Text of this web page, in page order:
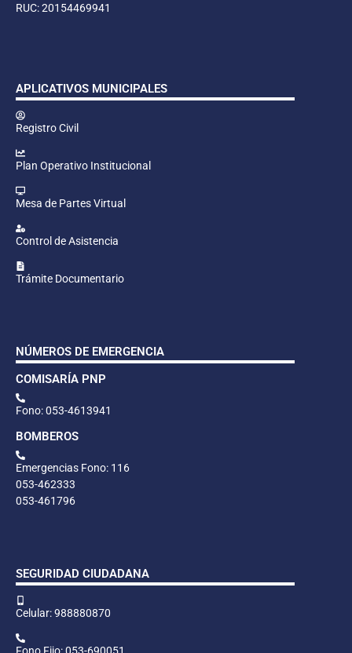
RUC: 20154469941
APLICATIVOS MUNICIPALES
Registro Civil
Plan Operativo Institucional
Mesa de Partes Virtual
Control de Asistencia
Trámite Documentario
NÚMEROS DE EMERGENCIA
COMISARÍA PNP
Fono: 053-4613941
BOMBEROS
Emergencias Fono: 116
053-462333
053-461796
SEGURIDAD CIUDADANA
Celular: 988880870
Fono Fijo: 053-690051